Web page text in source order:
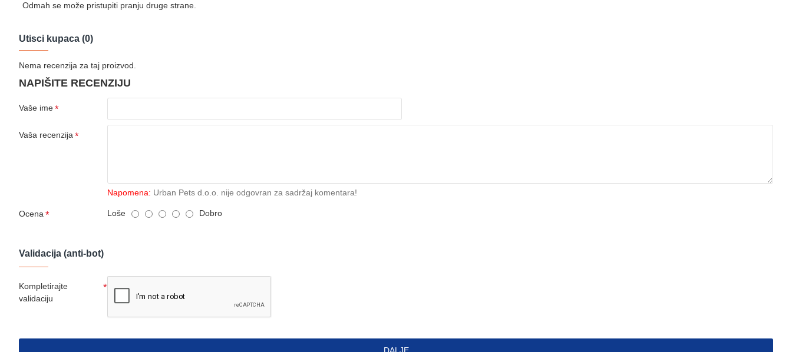
Odmah se može pristupiti pranju druge strane.
Utisci kupaca (0)
Nema recenzija za taj proizvod.
NAPIŠITE RECENZIJU
Vaše ime
Vaša recenzija
Napomena: Urban Pets d.o.o. nije odgovran za sadržaj komentara!
Ocena Loše Dobro
Validacija (anti-bot)
Kompletirajte
validaciju